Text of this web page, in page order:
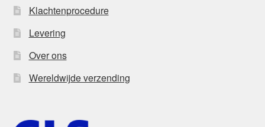
Klachtenprocedure
Levering
Over ons
Wereldwijde verzending